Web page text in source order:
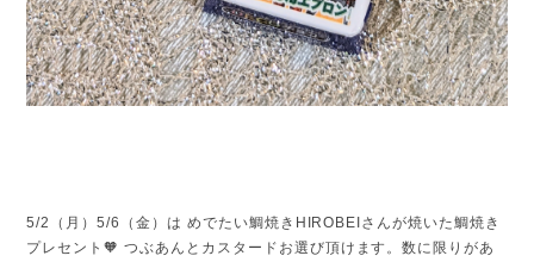
5/2（月）5/6（金）は めでたい鯛焼きHIROBEIさんが焼いた鯛焼き
プレセント🧡 つぶあんとカスタードお選び頂けます。数に限りがあ